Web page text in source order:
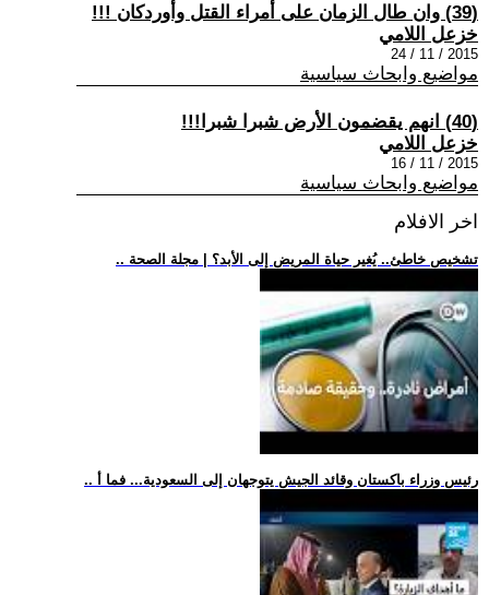
(39) وان طال الزمان على أمراء القتل وأوردكان !!!
خزعل اللامي
2015 / 11 / 24
مواضيع وابحاث سياسية
(40) انهم يقضمون الأرض شبرا شبرا!!!
خزعل اللامي
2015 / 11 / 16
مواضيع وابحاث سياسية
اخر الافلام
.. تشخيص خاطئ.. يُغير حياة المريض إلى الأبد؟ | مجلة الصحة
.. رئيس وزراء باكستان وقائد الجيش يتوجهان إلى السعودية... فما أ